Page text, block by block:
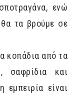
ενώ
τα βρούμε σε
κοπάδια από τα
σαφρίδια και
είναι